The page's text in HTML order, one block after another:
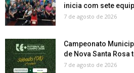
inicia com sete
7 de agosto de 2026
Campeonato
de Nova Santa Rosa
7 de agosto de 2026